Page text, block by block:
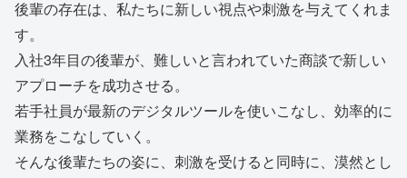
後輩の存在は、私たちに新しい視点や刺激を与えてくれま
す。
入社3年目の後輩が、難しいと言われていた商談で新しい
アプローチを成功させる。
若手社員が最新のデジタルツールを使いこなし、効率的に
業務をこなしていく。
そんな後輩たちの姿に、刺激を受けると同時に、漠然とし